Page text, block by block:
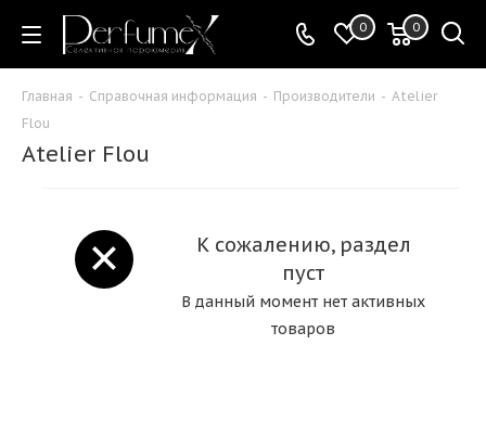
0 0
Главная - Справочная информация - Производители - Atelier
Flou
Atelier Flou
К сожалению, раздел
пуст
В данный момент нет активных
товаров